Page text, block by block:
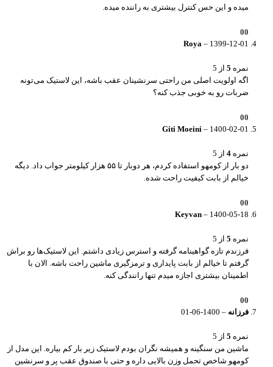
میده و این حس کنترل بیشتری به راننده میده.
0
0
Roya – 1399-12-01
نمره 5 از 5
اگه اولویت اصلی من راحتی سرنشینان عقب باشه، این لاستیک می‌تونه
ضربات رو به خوبی جذب کنه؟
0
0
Giti Moeini – 1400-02-01
نمره 4 از 5
دو بار از کومهو استفاده کردم، هر دوبار تا ۵۵ هزار کیلومتر جواب داد. دیگه
خیالم از بابت کیفیت راحت شده.
0
0
Keyvan – 1400-05-18
نمره 5 از 5
فرزندم تازه گواهینامه گرفته و استرس زیادی داشتم. این لاستیک‌ها رو براش
گرفتم تا خیالم از بابت پایداری و ترمزگیری ماشین راحت باشه. الان با
اطمینان بیشتری اجازه میدم تنها رانندگی کنه.
0
0
فرزانه –
1400-06-01
نمره 5 از 5
ماشین من سنگینه و همیشه نگران بودم لاستیک زیر بار کم بیاره. این مدل از
کومهو شاخص تحمل وزن بالایی داره و حتی با صندوق عقب پر و سرنشین